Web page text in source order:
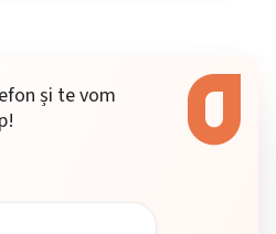
și te vom